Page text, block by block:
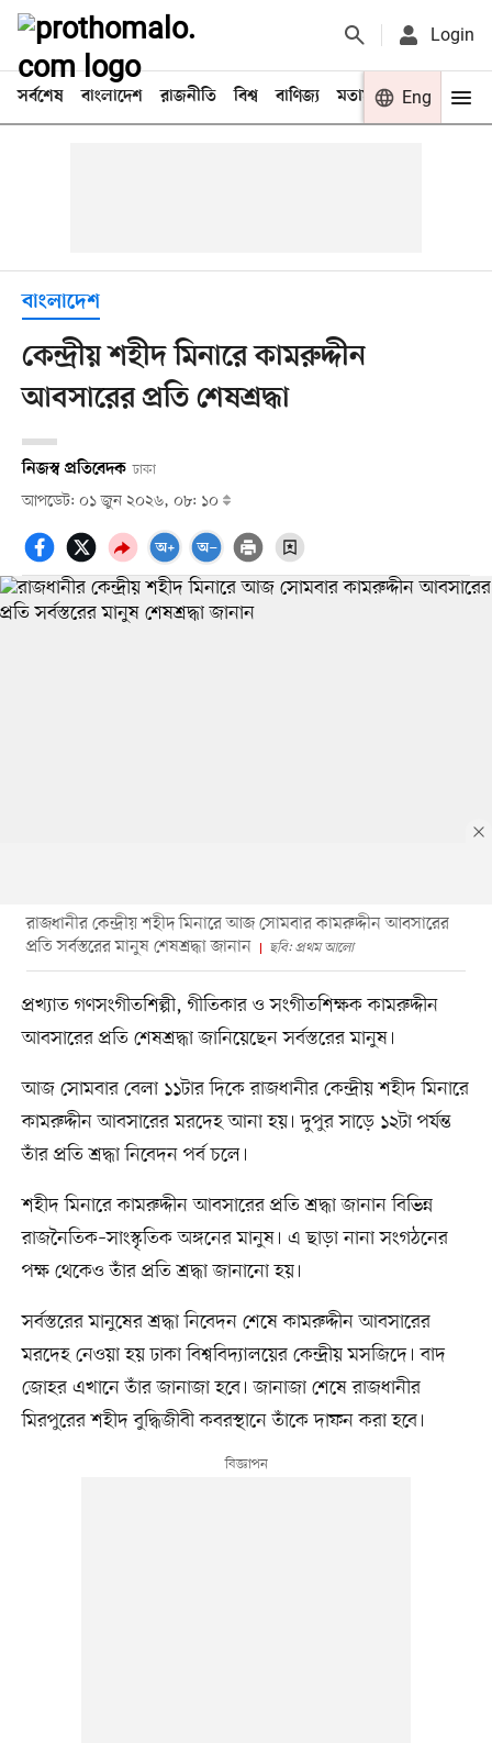
Login
সর্বশেষ বাংলাদেশ রাজনীতি বিশ্ব বাণিজ্য মতামত খেলা
Eng
বাংলাদেশ
কেন্দ্রীয় শহীদ মিনারে কামরুদ্দীন
আবসারের প্রতি শেষশ্রদ্ধা
নিজস্ব প্রতিবেদক ঢাকা
আপডেট: ০১ জুন ২০২৬, ০৮: ১০
রাজধানীর কেন্দ্রীয় শহীদ মিনারে আজ সোমবার কামরুদ্দীন আবসারের
প্রতি সর্বস্তরের মানুষ শেষশ্রদ্ধা জানান
ছবি: প্রথম আলো
প্রখ্যাত গণসংগীতশিল্পী, গীতিকার ও সংগীতশিক্ষক কামরুদ্দীন
আবসারের প্রতি শেষশ্রদ্ধা জানিয়েছেন সর্বস্তরের মানুষ।
আজ সোমবার বেলা ১১টার দিকে রাজধানীর কেন্দ্রীয় শহীদ মিনারে
কামরুদ্দীন আবসারের মরদেহ আনা হয়। দুপুর সাড়ে ১২টা পর্যন্ত
তাঁর প্রতি শ্রদ্ধা নিবেদন পর্ব চলে।
শহীদ মিনারে কামরুদ্দীন আবসারের প্রতি শ্রদ্ধা জানান বিভিন্ন
রাজনৈতিক–সাংস্কৃতিক অঙ্গনের মানুষ। এ ছাড়া নানা সংগঠনের
পক্ষ থেকেও তাঁর প্রতি শ্রদ্ধা জানানো হয়।
সর্বস্তরের মানুষের শ্রদ্ধা নিবেদন শেষে কামরুদ্দীন আবসারের
মরদেহ নেওয়া হয় ঢাকা বিশ্ববিদ্যালয়ের কেন্দ্রীয় মসজিদে। বাদ
জোহর এখানে তাঁর জানাজা হবে। জানাজা শেষে রাজধানীর
মিরপুরের শহীদ বুদ্ধিজীবী কবরস্থানে তাঁকে দাফন করা হবে।